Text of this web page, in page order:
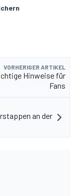
VORHERIGER ARTIKEL
Hinweise für
Fans
an der